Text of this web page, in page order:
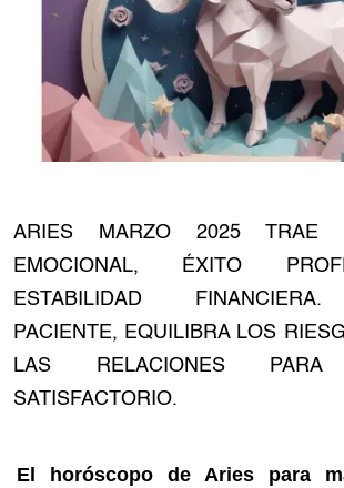
ARIES MARZO 2025 TRAE
EMOCIONAL, ÉXITO
ESTABILIDAD
PACIENTE, EQUILIBRA LOS
LAS RELACIONES
SATISFACTORIO.
El horóscopo de Aries para